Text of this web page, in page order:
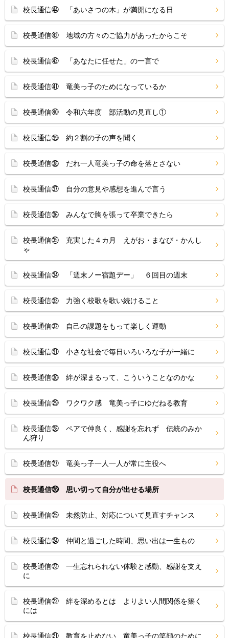
校長通信㊹ 「あいさつの木」が満開になる日
校長通信㊸ 地域の方々のご協力があったからこそ
校長通信㊷ 「あなたに任せた」の一言で
校長通信㊶ 竜美っ子のためになっているか
校長通信㊵ 令和六年度 部活動の見直し①
校長通信㊴ 約２割の子の声を聞く
校長通信㊳ だれ一人竜美っ子の命を落とさない
校長通信㊲ 自分の意見や感想を進んで言う
校長通信㊱ みんなで胸を張って卒業できたら
校長通信㉟ 充実した４カ月 えがお・まなび・かんし
ゃ
校長通信㉞ 「週末ノー宿題デー」 ６回目の週末
校長通信㉝ 力強く校歌を歌い続けること
校長通信㉜ 自己の課題をもって楽しく運動
校長通信㉛ 小さな社会で毎日いろいろな子が一緒に
校長通信㉚ 絆が深まるって、こういうことなのかな
校長通信㉙ ワクワク感 竜美っ子にゆだねる教育
校長通信㉘ ペアで仲良く、感謝を忘れず 伝統のみか
ん狩り
校長通信㉗ 竜美っ子一人一人が常に主役へ
校長通信㉖ 思い切って自分が出せる場所
校長通信㉕ 未然防止、対応について見直すチャンス
校長通信㉔ 仲間と過ごした時間、思い出は一生もの
校長通信㉓ 一生忘れられない体験と感動、感謝を支え
に
校長通信㉒ 絆を深めるとは よりよい人間関係を築く
には
校長通信㉑ 教育を止めない、竜美っ子の笑顔のために